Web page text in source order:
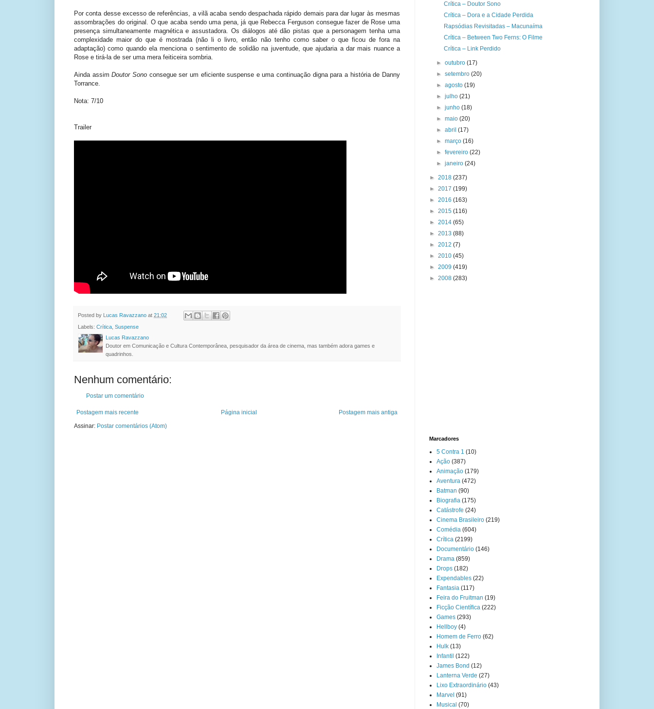
Por conta desse excesso de referências, a vilã acaba sendo despachada rápido demais para dar lugar às mesmas
assombrações do original. O que acaba sendo uma pena, já que Rebecca Ferguson consegue fazer de Rose uma
presença simultaneamente magnética e assustadora. Os diálogos até dão pistas que a personagem tenha uma
complexidade maior do que é mostrada (não li o livro, então não tenho como saber o que ficou de fora na
adaptação) como quando ela menciona o sentimento de solidão na juventude, que ajudaria a dar mais nuance a
Rose e tirá-la de ser uma mera feiticeira sombria.
Ainda assimDoutor Sonoconsegue ser um eficiente suspense e uma continuação digna para a história de Danny
Torrance.
Nota: 7/10
Trailer
Posted by Lucas Ravazzano at 21:02
Labels: Crítica Suspense
Lucas Ravazzano
Doutor em Comunicação e Cultura Contemporânea, pesquisador da área de cinema, mas também adora games e
quadrinhos.
Nenhum comentário:
Postar um comentário
Postagem mais recente Postagem mais antiga
Página inicial
Assinar: Postar comentários (Atom)
Crítica – Doutor Sono
Crítica – Dora e a Cidade Perdida
Rapsódias Revisitadas – Macunaíma
Crítica – Between Two Ferns: O Filme
Crítica – Link Perdido
►outubro(17)
►setembro(20)
►agosto(19)
►julho(21)
►junho(18)
►maio(20)
►abril(17)
►março(16)
►fevereiro(22)
►janeiro(24)
► 2018 (237)
► 2017 (199)
► 2016 (163)
► 2015 (116)
► 2014 (65)
► 2013 (88)
► 2012 (7)
► 2010 (45)
► 2009 (419)
► 2008 (283)
Marcadores
5 Contra 1 (10)
Ação (387)
Animação (179)
Aventura (472)
Batman (90)
Biografia (175)
Catástrofe (24)
Cinema Brasileiro (219)
Comédia (604)
Crítica (2199)
Documentário (146)
Drama (859)
Drops (182)
Expendables (22)
Fantasia (117)
Feira do Fruitman (19)
Ficção Científica (222)
Games (293)
Hellboy (4)
Homem de Ferro (62)
Hulk (13)
Infantil (122)
James Bond (12)
Lanterna Verde (27)
Lixo Extraordinário (43)
Marvel (91)
Musical (70)